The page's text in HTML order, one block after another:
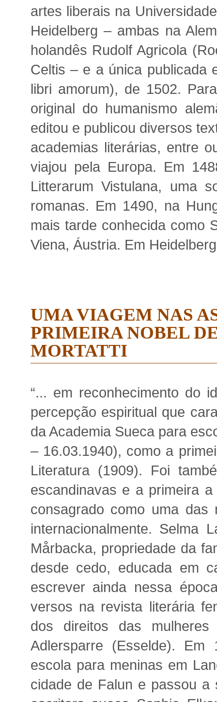
artes liberais na
Heidelberg – ambas na
holandês Rudolf Agricola
Celtis – e a única publicada
libri amorum), de 1502.
original do humanismo
editou e publicou diversos
academias literárias, entre
viajou pela Europa. Em
Litterarum Vistulana, uma
romanas. Em 1490, na
mais tarde conhecida como
Viena, Áustria. Em
UMA VIAGEM NAS
PRIMEIRA NOBEL
MORTATTI
“... em reconhecimento do
percepção espiritual que
da Academia Sueca para
– 16.03.1940), como a
Literatura (1909). Foi
escandinavas e a primeira
consagrado como uma
internacionalmente.
Mårbacka, propriedade da
desde cedo, educada em
escrever ainda nessa
versos na revista literária
dos direitos das
Adlersparre (Esselde).
escola para meninas em
cidade de Falun e passou